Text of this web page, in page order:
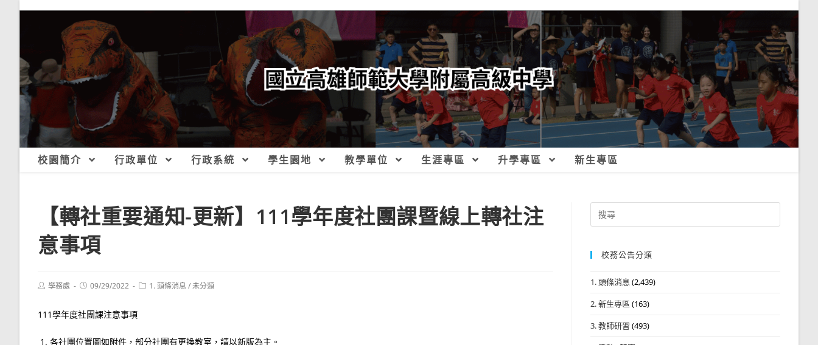
校園簡介 行政單位 行政系統 學生園地 教學單位 生涯專區 升學專區 新生專區
【轉社重要通知-更新】111學年度社團課暨線上轉社注
意事項
Post學務處
Post09/29/2022
Post1. 頭條消息 /未分類
111學年度社團課注意事項
各社團位置圖如附件，部分社團有更換教室，請以新版為主。
Search
for:
校務公告分類
1. 頭條消息 (2,439)
2. 新生專區 (163)
3. 教師研習 (493)